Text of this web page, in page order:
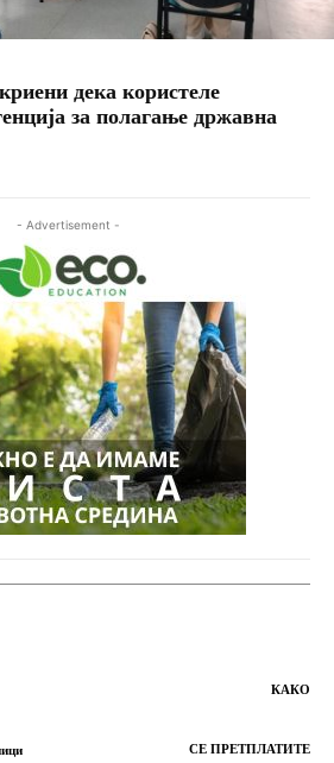
дека користеле
за полагање државна
- Advertisement -
КАКО
СЕ ПРЕТПЛАТИТЕ